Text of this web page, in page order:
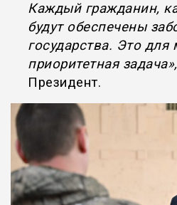
Каждый гражданин,
будут обеспечены
государства. Это для
приоритетная задача»,
Президент.